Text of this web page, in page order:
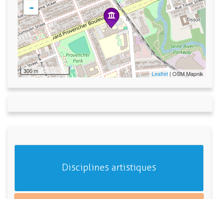
-
300 m Leaflet | OSM Mapnik
Disciplines artistiques